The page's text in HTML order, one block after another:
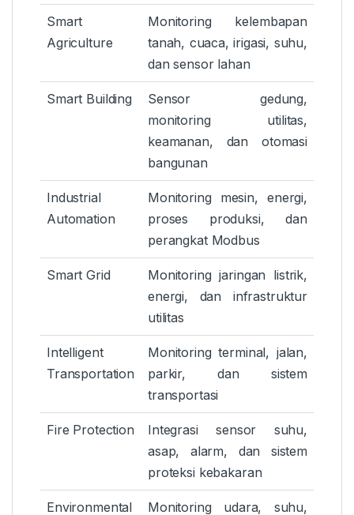
Smart
Agriculture
Monitoring kelembapan
tanah, cuaca, irigasi, suhu,
dan sensor lahan
Smart Building
Sensor gedung,
monitoring utilitas,
keamanan, dan otomasi
bangunan
Industrial
Automation
Monitoring mesin, energi,
proses produksi, dan
perangkat Modbus
Smart Grid
Monitoring jaringan listrik,
energi, dan infrastruktur
utilitas
Intelligent
Transportation
Monitoring terminal, jalan,
parkir, dan sistem
transportasi
Fire Protection
Integrasi sensor suhu,
asap, alarm, dan sistem
proteksi kebakaran
Environmental
Monitoring udara, suhu,